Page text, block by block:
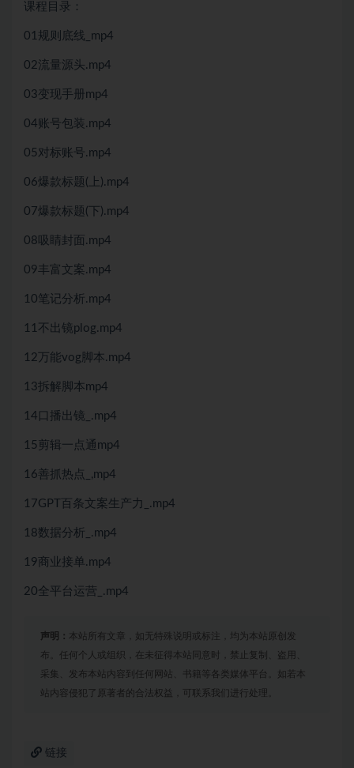
课程目录：
01规则底线_mp4
02流量源头.mp4
03变现手册mp4
04账号包装.mp4
05对标账号.mp4
06爆款标题(上).mp4
07爆款标题(下).mp4
08吸睛封面.mp4
09丰富文案.mp4
10笔记分析.mp4
11不出镜plog.mp4
12万能vog脚本.mp4
13拆解脚本mp4
14口播出镜_.mp4
15剪辑一点通mp4
16善抓热点_,mp4
17GPT百条文案生产力_.mp4
18数据分析_.mp4
19商业接单.mp4
20全平台运营_.mp4
声明： 本站所有文章，如无特殊说明或标注，均为本站原创发
布。任何个人或组织，在未征得本站同意时，禁止复制、盗用、
采集、发布本站内容到任何网站、书籍等各类媒体平台。如若本
站内容侵犯了原著者的合法权益，可联系我们进行处理。
链接